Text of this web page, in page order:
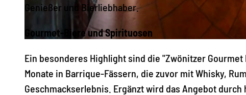
Genießer und Bierliebhaber.
Gourmet-Biere und Spirituosen
Ein besonderes Highlight sind die "Zwönitzer
Monate in Barrique-Fässern, die zuvor mit Whisky,
Geschmackserlebnis. Ergänzt wird das Angebot